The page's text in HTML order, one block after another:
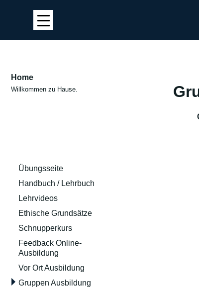
Home
Willkommen zu Hause.
Übungsseite
Handbuch / Lehrbuch
Lehrvideos
Ethische Grundsätze
Schnupperkurs
Feedback Online-
Ausbildung
Vor Ort Ausbildung
Gruppen Ausbildung